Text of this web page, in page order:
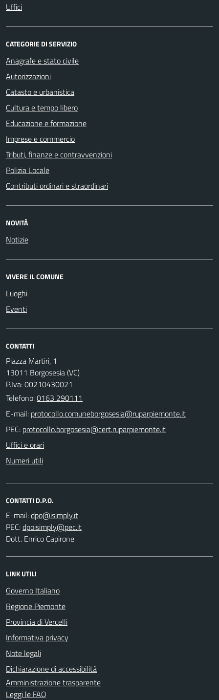
Uffici
CATEGORIE DI SERVIZIO
Anagrafe e stato civile
Autorizzazioni
Catasto e urbanistica
Cultura e tempo libero
Educazione e formazione
Imprese e commercio
Tributi, finanze e contravvenzioni
Polizia Locale
Contributi ordinari e straordinari
NOVITÀ
Notizie
VIVERE IL COMUNE
Luoghi
Eventi
CONTATTI
Piazza Martiri, 1
13011 Borgosesia (VC)
P.Iva: 00210430021
Telefono:0163 290111
E-mail:
PEC:
Uffici e orari
Numeri utili
CONTATTI D.P.O.
E-mail:
PEC:
Dott. Enrico Capirone
LINK UTILI
Governo Italiano
Regione Piemonte
Provincia di Vercelli
Informativa privacy
Note legali
Dichiarazione di accessibilità
Amministrazione trasparente
Leggi le FAQ